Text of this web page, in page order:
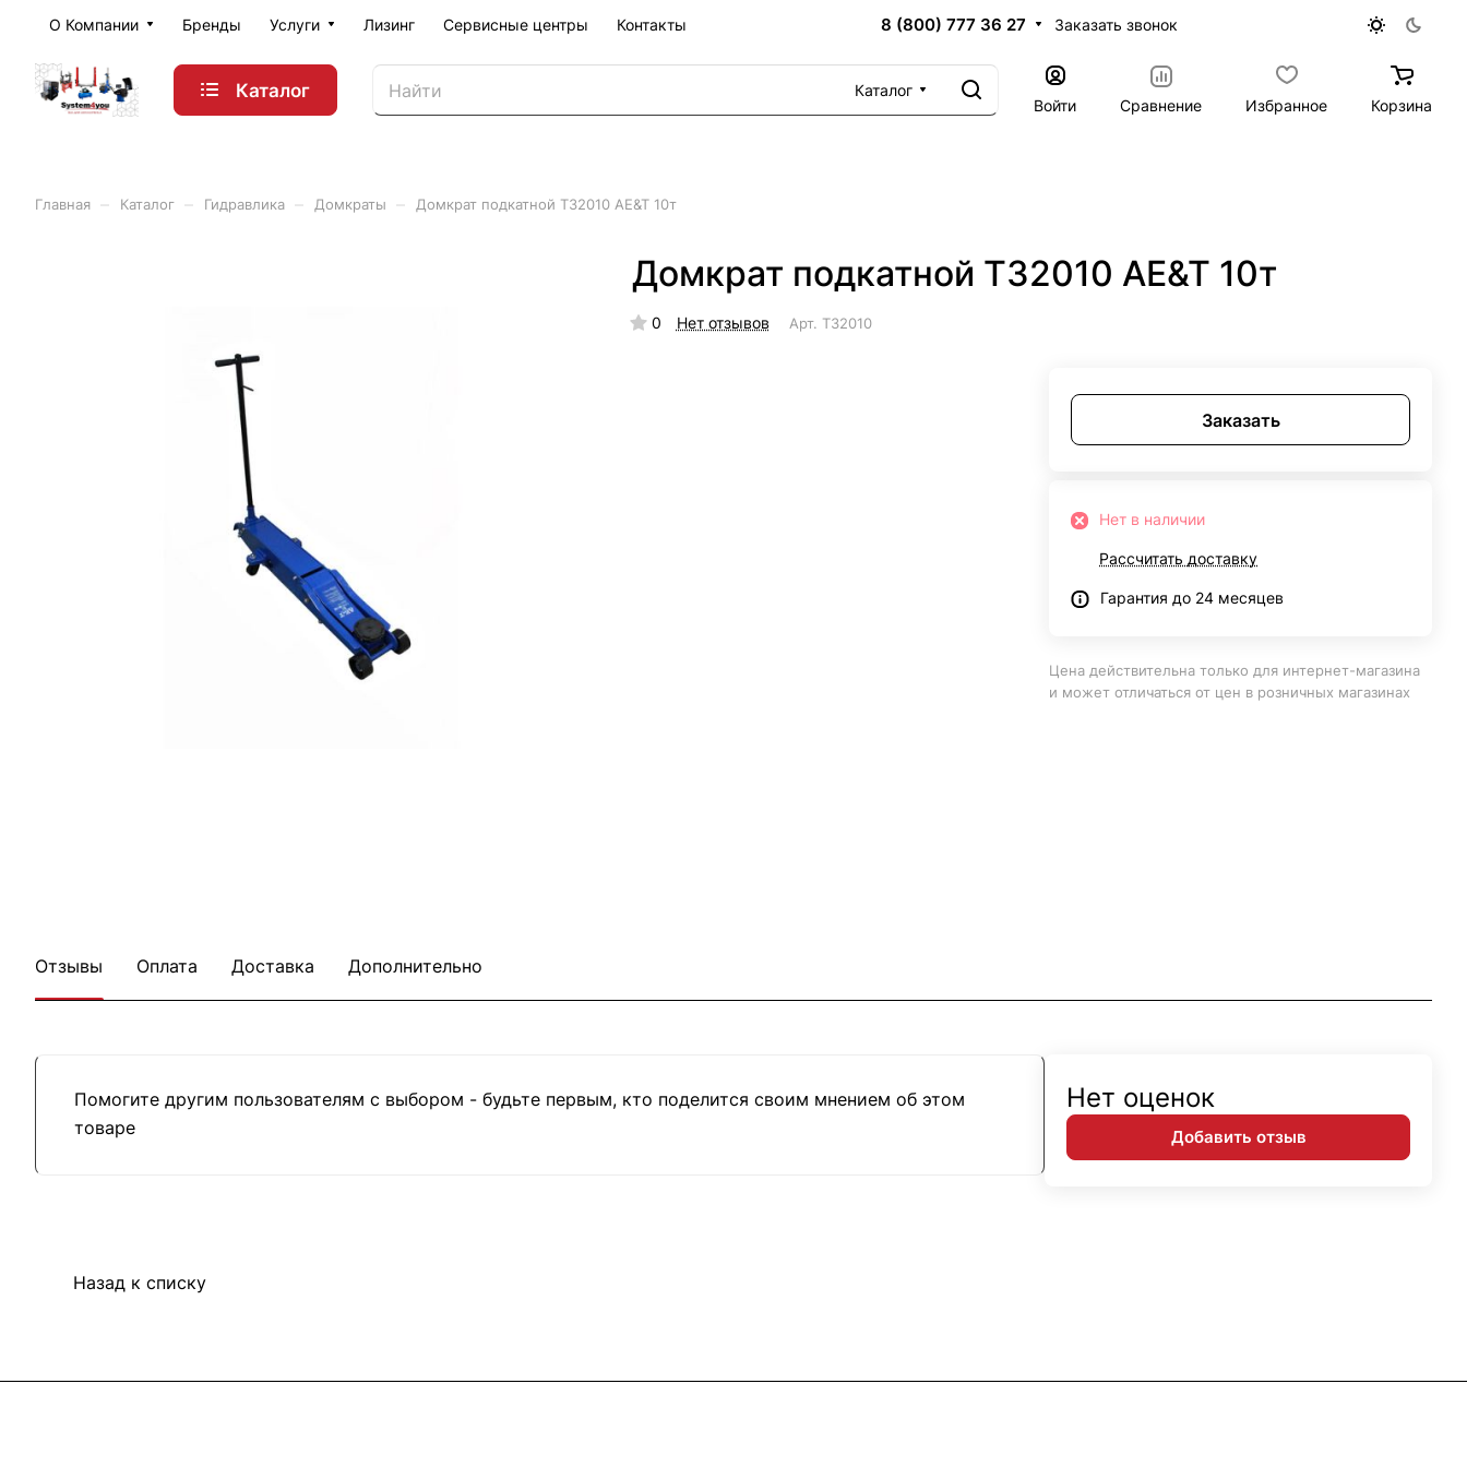
О Компании Бренды Услуги Лизинг Сервисные центры Контакты 8 (800) 777 36 27 Заказать звонок
Каталог
Каталог
Войти
Сравнение Избранное Корзина
Главная Каталог Гидравлика Домкраты Домкрат подкатной Т32010 AE&T 10т
Домкрат подкатной Т32010 AE&T 10т
0 Нет отзывов Арт. T32010
Заказать
Нет в наличии
Рассчитать доставку
Гарантия до 24 месяцев
Цена действительна только для интернет-магазина
и может отличаться от цен в розничных магазинах
Отзывы Оплата Доставка Дополнительно
Помогите другим пользователям с выбором - будьте первым, кто поделится своим мнением об этом
товаре
Нет оценок
Добавить отзыв
Назад к списку